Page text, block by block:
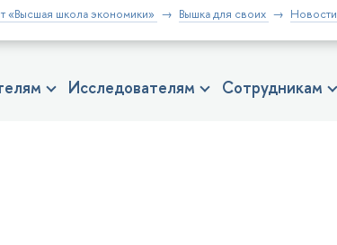
«Высшая школа экономики» Вышка для своих
Новости
Исследователям Сотрудникам